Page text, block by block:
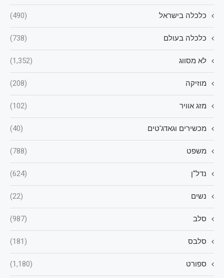
כלכלה בישראל (490)
כלכלה בעולם (738)
לא מסווג (1,352)
מוזיקה (208)
מזג אוויר (102)
מכשירים וגאדג'טים (40)
משפט (788)
נדל"ן (624)
נשים (22)
סלב (987)
סלבס (181)
ספורט (1,180)